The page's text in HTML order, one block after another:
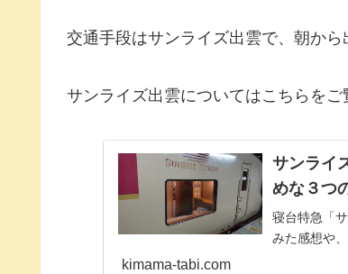
交通手段はサンライズ出雲で、朝から
サンライズ出雲についてはこちらをご
サンライ
めな３つ
寝台特急「
みた感想や
kimama-tabi.com